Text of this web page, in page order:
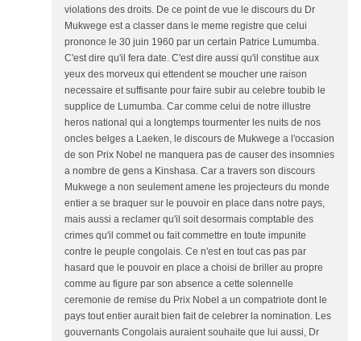
violations des droits. De ce point de vue le discours du Dr
Mukwege est a classer dans le meme registre que celui
prononce le 30 juin 1960 par un certain Patrice Lumumba.
C'est dire qu'il fera date. C'est dire aussi qu'il constitue aux
yeux des morveux qui ettendent se moucher une raison
necessaire et suffisante pour faire subir au celebre toubib le
supplice de Lumumba. Car comme celui de notre illustre
heros national qui a longtemps tourmenter les nuits de nos
oncles belges a Laeken, le discours de Mukwege a l'occasion
de son Prix Nobel ne manquera pas de causer des insomnies
a nombre de gens a Kinshasa. Car a travers son discours
Mukwege a non seulement amene les projecteurs du monde
entier a se braquer sur le pouvoir en place dans notre pays,
mais aussi a reclamer qu'il soit desormais comptable des
crimes qu'il commet ou fait commettre en toute impunite
contre le peuple congolais. Ce n'est en tout cas pas par
hasard que le pouvoir en place a choisi de briller au propre
comme au figure par son absence a cette solennelle
ceremonie de remise du Prix Nobel a un compatriote dont le
pays tout entier aurait bien fait de celebrer la nomination. Les
gouvernants Congolais auraient souhaite que lui aussi, Dr